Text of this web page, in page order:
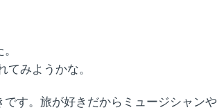
みようかな。
す。旅が好きだからミュージシャンや